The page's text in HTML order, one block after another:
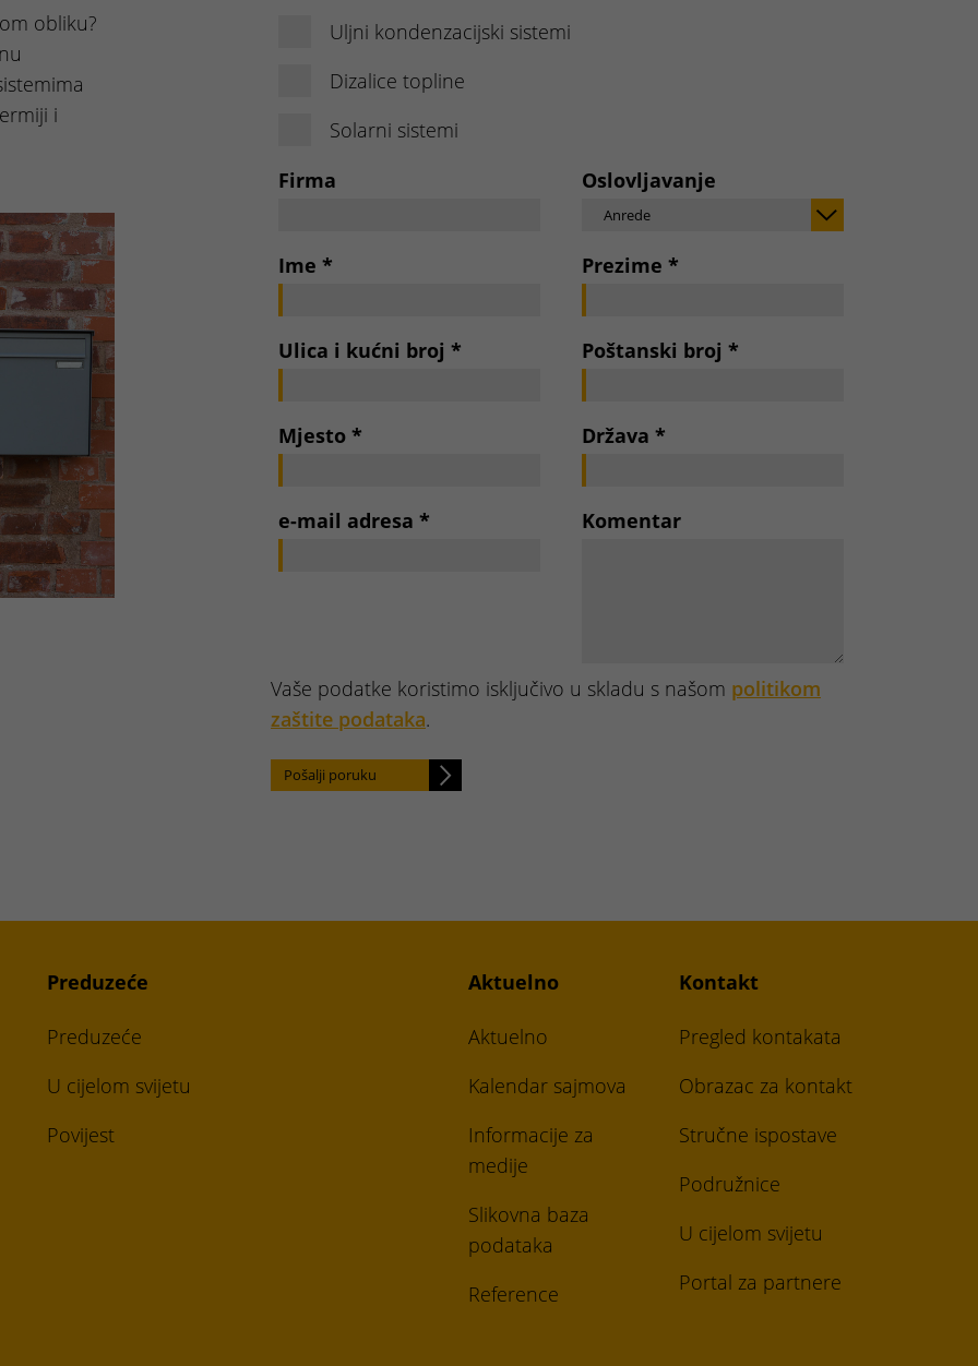
Uljni kondenzacijski sistemi
Dizalice topline
Solarni sistemi
Firma
Oslovljavanje
Anrede
Ime * Prezime *
Ulica i kućni broj * Poštanski broj *
Mjesto * Država *
e-mail adresa * Komentar
Vaše podatke koristimo isključivo u skladu s našom politikom
zaštite podataka.
Pošalji poruku
obliku?
i
Preduzeće
Preduzeće
U cijelom svijetu
Povijest
Aktuelno
Aktuelno
Kalendar sajmova
Informacije za
medije
Slikovna baza
podataka
Reference
Kontakt
Pregled kontakata
Obrazac za kontakt
Stručne ispostave
Podružnice
U cijelom svijetu
Portal za partnere